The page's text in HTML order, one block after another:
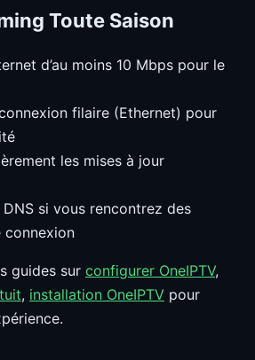
Toute Saison
d’au moins 10 Mbps pour le
filaire (Ethernet) pour
les mises à jour
si vous rencontrez des
connexion
guides sur configurer OneIPTV,
, installation OneIPTV pour